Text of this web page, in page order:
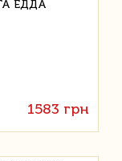
1583 грн